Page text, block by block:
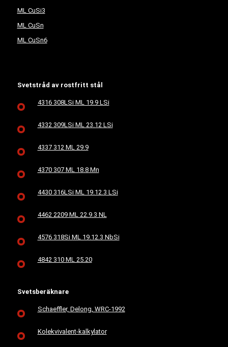
ML CuSi3
ML CuSn
ML CuSn6
Svetstråd av rostfritt stål
4316 308LSi ML 19.9 LSi
4332 309LSi ML 23.12 LSi
4337 312 ML 29.9
4370 307 ML 18.8 Mn
4430 316LSi ML 19.12.3 LSi
4462 2209 ML 22.9.3 NL
4576 318Si ML 19.12.3 NbSi
4842 310 ML 25.20
Svetsberäknare
Schaeffler, Delong, WRC-1992
Kolekvivalent-kalkylator